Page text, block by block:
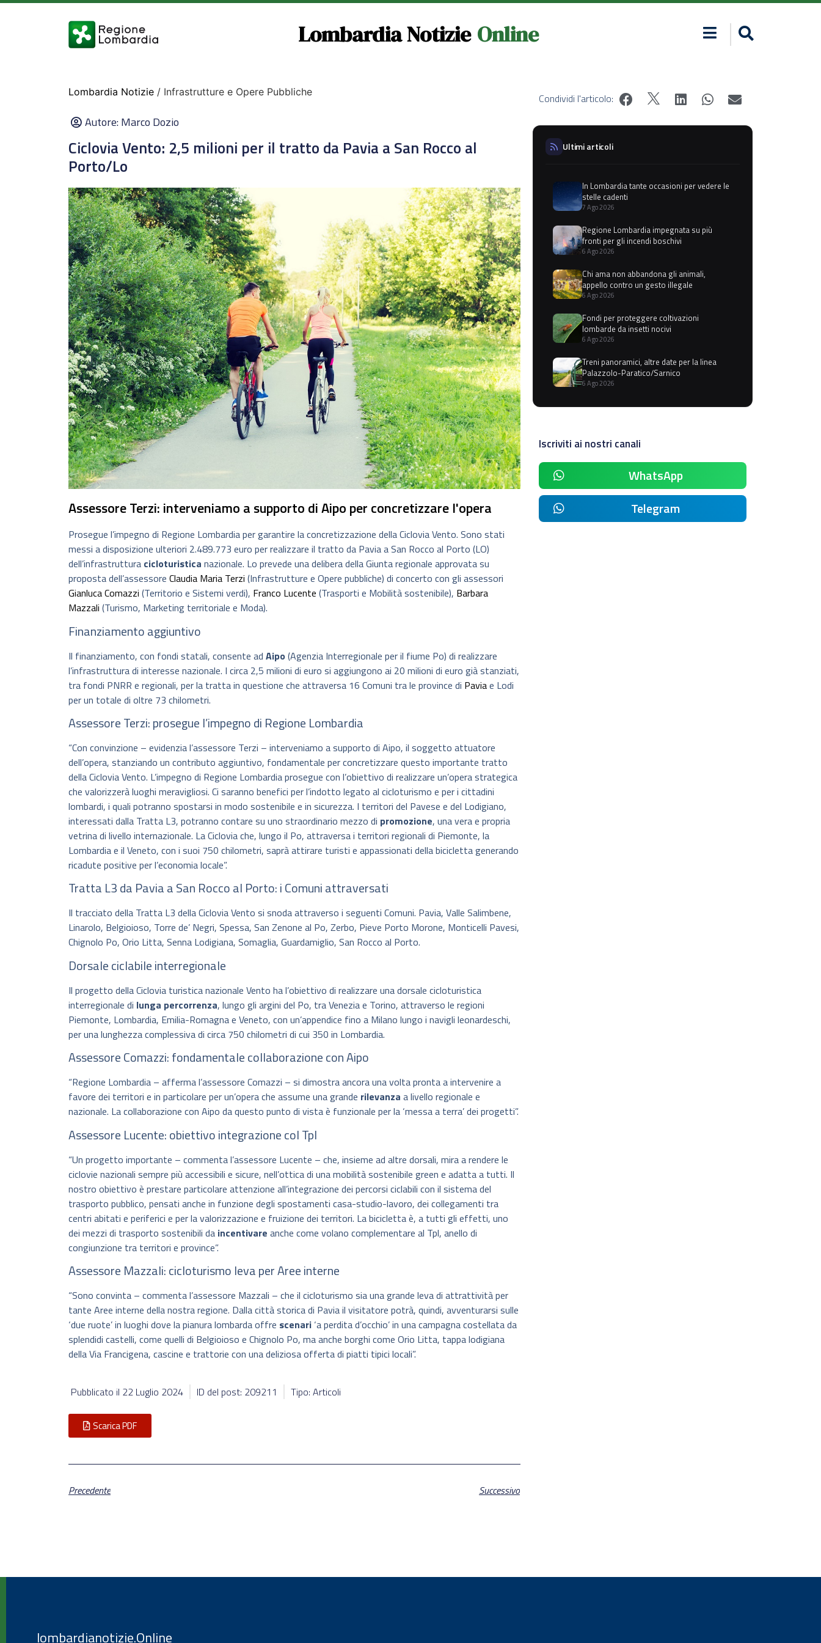
Lombardia Notizie Online
Lombardia Notizie / Infrastrutture e Opere Pubbliche
Autore:Marco Dozio
Ciclovia Vento: 2,5 milioni per il tratto da Pavia a San Rocco al
Porto/Lo
Assessore Terzi: interveniamo a supporto di Aipo per concretizzare l'opera
Prosegue l’impegno di Regione Lombardia per garantire la concretizzazione della Ciclovia Vento. Sono stati
messi a disposizione ulteriori 2.489.773 euro per realizzare il tratto da Pavia a San Rocco al Porto (LO)
dell’infrastruttura cicloturistica nazionale. Lo prevede una delibera della Giunta regionale approvata su
proposta dell’assessore Claudia Maria Terzi (Infrastrutture e Opere pubbliche) di concerto con gli assessori
Gianluca Comazzi (Territorio e Sistemi verdi), Franco Lucente (Trasporti e Mobilità sostenibile), Barbara
Mazzali (Turismo, Marketing territoriale e Moda).
Finanziamento aggiuntivo
Il finanziamento, con fondi statali, consente ad Aipo (Agenzia Interregionale per il fiume Po) di realizzare
l’infrastruttura di interesse nazionale. I circa 2,5 milioni di euro si aggiungono ai 20 milioni di euro già stanziati,
tra fondi PNRR e regionali, per la tratta in questione che attraversa 16 Comuni tra le province di Paviae Lodi
per un totale di oltre 73 chilometri.
Assessore Terzi: prosegue l’impegno di Regione Lombardia
“Con convinzione – evidenzia l’assessore Terzi – interveniamo a supporto di Aipo, il soggetto attuatore
dell’opera, stanziando un contributo aggiuntivo, fondamentale per concretizzare questo importante tratto
della Ciclovia Vento. L’impegno di Regione Lombardia prosegue con l’obiettivo di realizzare un’opera strategica
che valorizzerà luoghi meravigliosi. Ci saranno benefici per l’indotto legato al cicloturismo e per i cittadini
lombardi, i quali potranno spostarsi in modo sostenibile e in sicurezza. I territori del Pavese e del Lodigiano,
interessati dalla Tratta L3, potranno contare su uno straordinario mezzo di promozione, una vera e propria
vetrina di livello internazionale. La Ciclovia che, lungo il Po, attraversa i territori regionali di Piemonte, la
Lombardia e il Veneto, con i suoi 750 chilometri, saprà attirare turisti e appassionati della bicicletta generando
ricadute positive per l’economia locale”.
Tratta L3 da Pavia a San Rocco al Porto: i Comuni attraversati
Il tracciato della Tratta L3 della Ciclovia Vento si snoda attraverso i seguenti Comuni. Pavia, Valle Salimbene,
Linarolo, Belgioioso, Torre de’ Negri, Spessa, San Zenone al Po, Zerbo, Pieve Porto Morone, Monticelli Pavesi,
Chignolo Po, Orio Litta, Senna Lodigiana, Somaglia, Guardamiglio, San Rocco al Porto.
Dorsale ciclabile interregionale
Il progetto della Ciclovia turistica nazionale Vento ha l’obiettivo di realizzare una dorsale cicloturistica
interregionale di lunga percorrenza, lungo gli argini del Po, tra Venezia e Torino, attraverso le regioni
Piemonte, Lombardia, Emilia-Romagna e Veneto, con un’appendice fino a Milano lungo i navigli leonardeschi,
per una lunghezza complessiva di circa 750 chilometri di cui 350 in Lombardia.
Assessore Comazzi: fondamentale collaborazione con Aipo
“Regione Lombardia – afferma l’assessore Comazzi – si dimostra ancora una volta pronta a intervenire a
favore dei territori e in particolare per un’opera che assume una grande rilevanza a livello regionale e
nazionale. La collaborazione con Aipo da questo punto di vista è funzionale per la ‘messa a terra’ dei progetti”.
Assessore Lucente: obiettivo integrazione col Tpl
“Un progetto importante – commenta l’assessore Lucente – che, insieme ad altre dorsali, mira a rendere le
ciclovie nazionali sempre più accessibili e sicure, nell’ottica di una mobilità sostenibile green e adatta a tutti. Il
nostro obiettivo è prestare particolare attenzione all’integrazione dei percorsi ciclabili con il sistema del
trasporto pubblico, pensati anche in funzione degli spostamenti casa-studio-lavoro, dei collegamenti tra
centri abitati e periferici e per la valorizzazione e fruizione dei territori. La bicicletta è, a tutti gli effetti, uno
dei mezzi di trasporto sostenibili da incentivare anche come volano complementare al Tpl, anello di
congiunzione tra territori e province”.
Assessore Mazzali: cicloturismo leva per Aree interne
“Sono convinta – commenta l’assessore Mazzali – che il cicloturismo sia una grande leva di attrattività per
tante Aree interne della nostra regione. Dalla città storica di Pavia il visitatore potrà, quindi, avventurarsi sulle
‘due ruote’ in luoghi dove la pianura lombarda offre scenari ‘a perdita d’occhio’ in una campagna costellata da
splendidi castelli, come quelli di Belgioioso e Chignolo Po, ma anche borghi come Orio Litta, tappa lodigiana
della Via Francigena, cascine e trattorie con una deliziosa offerta di piatti tipici locali”.
Pubblicato il 22 Luglio 2024 ID del post: 209211 Tipo: Articoli
Scarica PDF
Precedente Successivo
Condividi l'articolo:
Ultimi articoli
In Lombardia tante occasioni per vedere le
stelle cadenti
7 Ago 2026
Regione Lombardia impegnata su più
fronti per gli incendi boschivi
6 Ago 2026
Chi ama non abbandona gli animali,
appello contro un gesto illegale
6 Ago 2026
Fondi per proteggere coltivazioni
lombarde da insetti nocivi
6 Ago 2026
Treni panoramici, altre date per la linea
Palazzolo-Paratico/Sarnico
6 Ago 2026
Iscriviti ai nostri canali
WhatsApp
Telegram
lombardianotizie.Online